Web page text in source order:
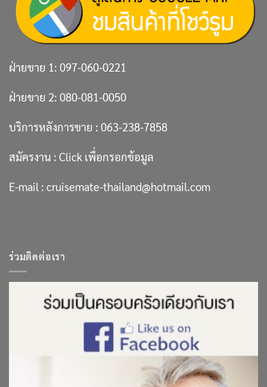
ฝ่ายขาย 1: 097-060-0221
ฝ่ายขาย 2: 080-081-0050
บริการหลังการขาย : 063-238-7858
สมัครงาน : Click เพื่อกรอกข้อมูล
E-mail : cruisemate-thailand@hotmail.com
ร่วมติดต่อเรา